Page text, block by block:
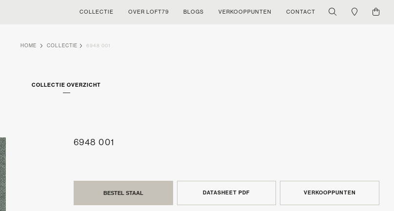
COLLECTIE OVER LOFT79 BLOGS VERKOOPPUNTEN CONTACT
HOME COLLECTIE 6948 001
COLLECTIE OVERZICHT
6948 001
BESTEL STAAL DATASHEET PDF VERKOOPPUNTEN